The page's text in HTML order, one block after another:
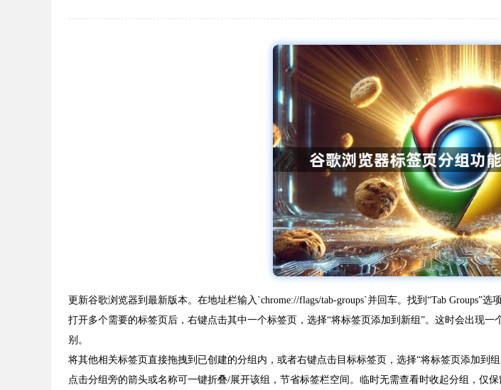
更新谷歌浏览器到最新版本。在地址栏输入`chrome://flags/tab-groups`并回车。找到“Tab Groups”选
打开多个需要的标签页后，右键点击其中一个标签页，选择“将标签页添加到新组”。这时会出现
别。
将其他相关标签页直接拖拽到已创建的分组内，或者右键点击目标标签页，选择“将标签页添加到
点击分组旁的箭头或名称可一键折叠/展开该组，节省标签栏空间。临时无需查看时收起分组，仅